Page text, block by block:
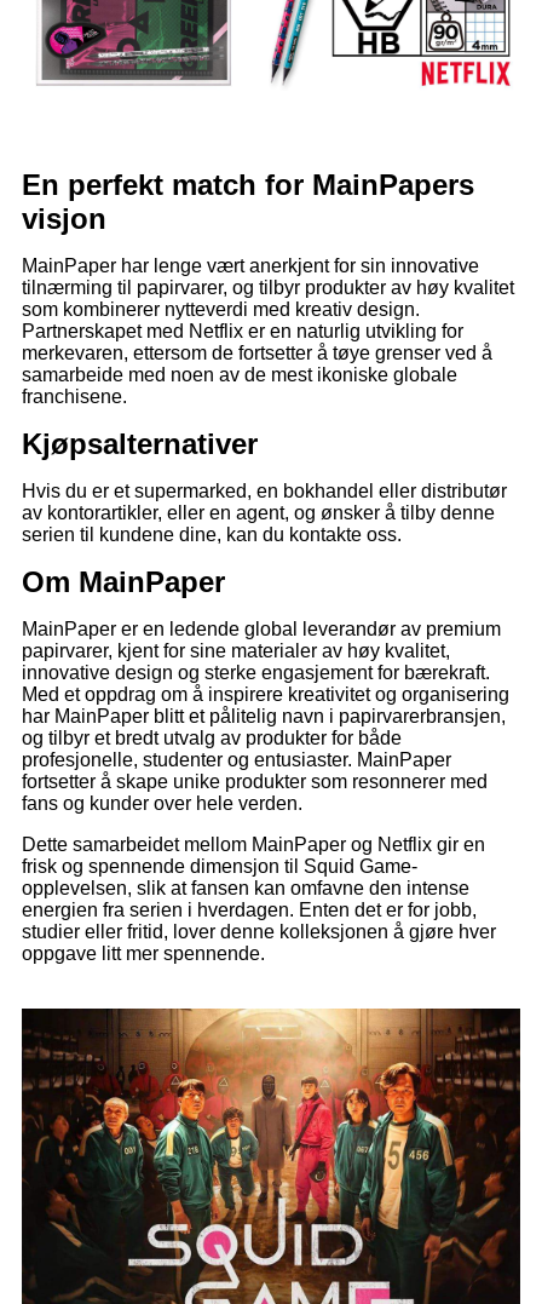
En perfekt match for MainPapers
visjon
MainPaper har lenge vært anerkjent for sin innovative
tilnærming til papirvarer, og tilbyr produkter av høy kvalitet
som kombinerer nytteverdi med kreativ design.
Partnerskapet med Netflix er en naturlig utvikling for
merkevaren, ettersom de fortsetter å tøye grenser ved å
samarbeide med noen av de mest ikoniske globale
franchisene.
Kjøpsalternativer
Hvis du er et supermarked, en bokhandel eller distributør
av kontorartikler, eller en agent, og ønsker å tilby denne
serien til kundene dine, kan du kontakte oss.
Om MainPaper
MainPaper er en ledende global leverandør av premium
papirvarer, kjent for sine materialer av høy kvalitet,
innovative design og sterke engasjement for bærekraft.
Med et oppdrag om å inspirere kreativitet og organisering
har MainPaper blitt et pålitelig navn i papirvarerbransjen,
og tilbyr et bredt utvalg av produkter for både
profesjonelle, studenter og entusiaster. MainPaper
fortsetter å skape unike produkter som resonnerer med
fans og kunder over hele verden.
Dette samarbeidet mellom MainPaper og Netflix gir en
frisk og spennende dimensjon til Squid Game-
opplevelsen, slik at fansen kan omfavne den intense
energien fra serien i hverdagen. Enten det er for jobb,
studier eller fritid, lover denne kolleksjonen å gjøre hver
oppgave litt mer spennende.